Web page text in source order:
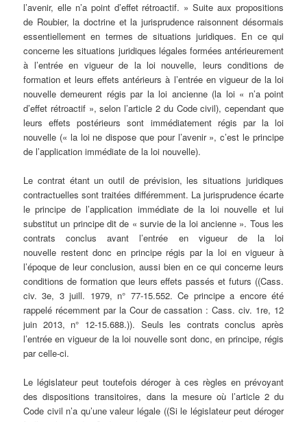
l’avenir, elle n’a point d’effet rétroactif. » Suite aux propositions
de Roubier, la doctrine et la jurisprudence raisonnent désormais
essentiellement en termes de situations juridiques. En ce qui
concerne les situations juridiques légales formées antérieurement
à l’entrée en vigueur de la loi nouvelle, leurs conditions de
formation et leurs effets antérieurs à l’entrée en vigueur de la loi
nouvelle demeurent régis par la loi ancienne (la loi « n’a point
d’effet rétroactif », selon l’article 2 du Code civil), cependant que
leurs effets postérieurs sont immédiatement régis par la loi
nouvelle (« la loi ne dispose que pour l’avenir », c’est le principe
de l’application immédiate de la loi nouvelle).
Le contrat étant un outil de prévision, les situations juridiques
contractuelles sont traitées différemment. La jurisprudence écarte
le principe de l’application immédiate de la loi nouvelle et lui
substitut un principe dit de « survie de la loi ancienne ». Tous les
contrats conclus avant l’entrée en vigueur de la loi
nouvelle restent donc en principe régis par la loi en vigueur à
l’époque de leur conclusion, aussi bien en ce qui concerne leurs
conditions de formation que leurs effets passés et futurs ((Cass.
civ. 3e, 3 juill. 1979, n° 77-15.552. Ce principe a encore été
rappelé récemment par la Cour de cassation : Cass. civ. 1re, 12
juin 2013, n° 12-15.688.)). Seuls les contrats conclus après
l’entrée en vigueur de la loi nouvelle sont donc, en principe, régis
par celle-ci.
Le législateur peut toutefois déroger à ces règles en prévoyant
des dispositions transitoires, dans la mesure où l’article 2 du
Code civil n’a qu’une valeur légale ((Si le législateur peut déroger